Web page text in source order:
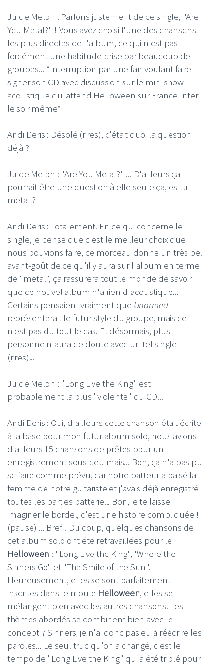
Ju de Melon : Parlons justement de ce single, "Are
You Metal?" ! Vous avez choisi l'une des chansons
les plus directes de l'album, ce qui n'est pas
forcément une habitude prise par beaucoup de
groupes... *Interruption par une fan voulant faire
signer son CD avec discussion sur le mini show
acoustique qui attend Helloween sur France Inter
le soir même*
Andi Deris : Désolé (rires), c'était quoi la question
déjà ?
Ju de Melon : "Are You Metal?" ... D'ailleurs ça
pourrait être une question à elle seule ça, es-tu
metal ?
Andi Deris : Totalement. En ce qui concerne le
single, je pense que c'est le meilleur choix que
nous pouvions faire, ce morceau donne un très bel
avant-goût de ce qu'il y aura sur l'album en terme
de "metal", ça rassurera tout le monde de savoir
que ce nouvel album n'a rien d'acoustique...
Certains pensaient vraiment que Unarmed
représenterait le futur style du groupe, mais ce
n'est pas du tout le cas. Et désormais, plus
personne n'aura de doute avec un tel single
(rires)...
Ju de Melon : "Long Live the King" est
probablement la plus "violente" du CD...
Andi Deris : Oui, d'ailleurs cette chanson était écrite
à la base pour mon futur album solo, nous avions
d'ailleurs 15 chansons de prêtes pour un
enregistrement sous peu mais... Bon, ça n'a pas pu
se faire comme prévu, car notre batteur a baisé la
femme de notre guitariste et j'avais déjà enregistré
toutes les parties batterie... Bon, je te laisse
imaginer le bordel, c'est une histoire compliquée !
(pause) ... Bref ! Du coup, quelques chansons de
cet album solo ont été retravaillées pour le
Helloween : "Long Live the King", 'Where the
Sinners Go" et "The Smile of the Sun".
Heureusement, elles se sont parfaitement
inscrites dans le moule Helloween, elles se
mélangent bien avec les autres chansons. Les
thèmes abordés se combinent bien avec le
concept 7 Sinners, je n'ai donc pas eu à réécrire les
paroles... Le seul truc qu'on a changé, c'est le
tempo de "Long Live the King" qui a été triplé pour